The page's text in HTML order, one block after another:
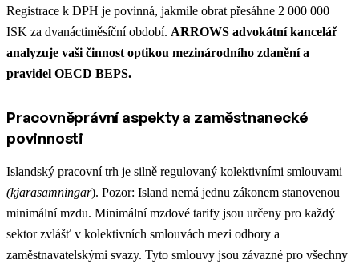
Registrace k DPH je povinná, jakmile obrat přesáhne 2 000 000
ISK za dvanáctiměsíční období. ARROWS advokátní kancelář
analyzuje vaši činnost optikou mezinárodního zdanění a
pravidel OECD BEPS.
Pracovněprávní aspekty a zaměstnanecké
povinnosti
Islandský pracovní trh je silně regulovaný kolektivními smlouvami
(kjarasamningar). Pozor: Island nemá jednu zákonem stanovenou
minimální mzdu. Minimální mzdové tarify jsou určeny pro každý
sektor zvlášť v kolektivních smlouvách mezi odbory a
zaměstnavatelskými svazy. Tyto smlouvy jsou závazné pro všechny